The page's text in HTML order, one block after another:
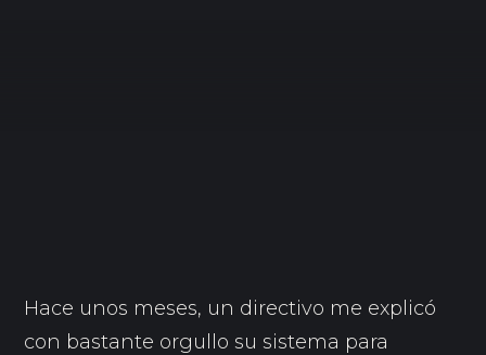
Hace unos meses, un directivo me explicó
con bastante orgullo su sistema para